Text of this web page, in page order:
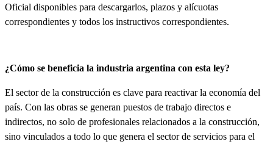
Oficial disponibles para descargarlos, plazos y alícuotas
correspondientes y todos los instructivos correspondientes.
¿Cómo se beneficia la industria argentina con esta ley?
El sector de la construcción es clave para reactivar la economía del
país. Con las obras se generan puestos de trabajo directos e
indirectos, no solo de profesionales relacionados a la construcción,
sino vinculados a todo lo que genera el sector de servicios para el